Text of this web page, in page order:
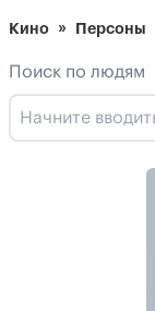
Кино Персоны
Поиск по людям